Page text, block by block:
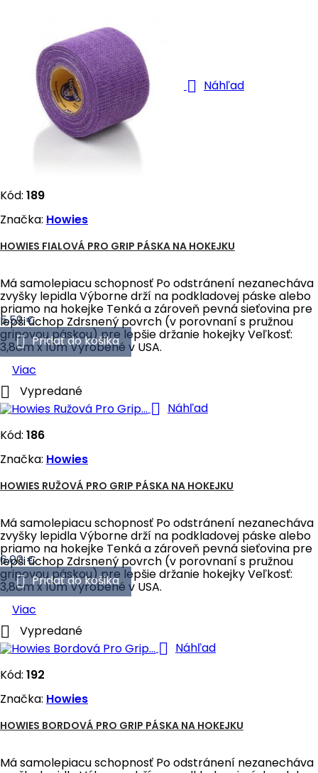
 Náhľad
Kód: 189
Značka: Howies
HOWIES FIALOVÁ PRO GRIP PÁSKA NA HOKEJKU
Má samolepiacu schopnosť Po odstránení nezanecháva
zvyšky lepidla Výborne drží na podkladovej páske alebo
priamo na hokejke Tenká a zároveň pevná sieťovina pre
lepši úchop Zdrsnený povrch (v porovnaní s pružnou
gripovou páskou) pre lepšie držanie hokejky Veľkosť:
3,8cm x 10m Vyrobené v USA.
Cena
5,59 €
 Pridať do košika
Viac
 Vypredané
 Náhľad
Kód: 186
Značka: Howies
HOWIES RUŽOVÁ PRO GRIP PÁSKA NA HOKEJKU
Má samolepiacu schopnosť Po odstránení nezanecháva
zvyšky lepidla Výborne drží na podkladovej páske alebo
priamo na hokejke Tenká a zároveň pevná sieťovina pre
lepši úchop Zdrsnený povrch (v porovnaní s pružnou
gripovou páskou) pre lepšie držanie hokejky Veľkosť:
3,8cm x 10m Vyrobené v USA.
Cena
6,00 €
 Pridať do košika
Viac
 Vypredané
 Náhľad
Kód: 192
Značka: Howies
HOWIES BORDOVÁ PRO GRIP PÁSKA NA HOKEJKU
Má samolepiacu schopnosť Po odstránení nezanecháva